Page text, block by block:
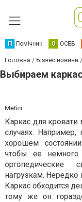
П Помічник О ОСББ
Головна Бізнес новини
Выбираем
Меблі
Каркас для кровати
случаях.
хорошем
чтобы ее немного
ортопедические
нагрузкам. Нередко
Каркас обходится
тому же он